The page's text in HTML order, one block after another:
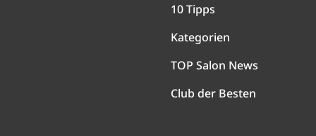
10 Tipps
Kategorien
TOP Salon News
Club der Besten